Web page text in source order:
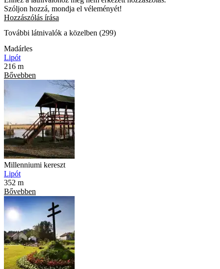
Szóljon hozzá, mondja el véleményét!
Hozzászólás írása
További látnivalók a közelben (299)
Madárles
Lipót
216 m
Bővebben
Millenniumi kereszt
Lipót
352 m
Bővebben